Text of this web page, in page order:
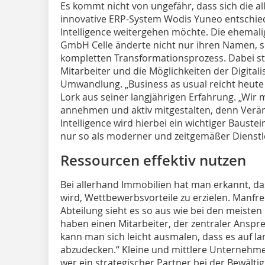
Es kommt nicht von ungefähr, dass sich die
innovative ERP-System Wodis Yuneo
Intelligence weitergehen möchte. Die
GmbH Celle änderte nicht nur ihren Namen,
kompletten Transformationsprozess. Dabei
Mitarbeiter und die Möglichkeiten der
Umwandlung. „Business as usual reicht
Lork aus seiner langjährigen Erfahrung. „Wir
annehmen und aktiv mitgestalten, denn
Intelligence wird hierbei ein wichtiger
nur so als moderner und zeitgemäßer
Ressourcen effektiv nutzen
Bei allerhand Immobilien hat man erkannt,
wird, Wettbewerbsvorteile zu erzielen.
Abteilung sieht es so aus wie bei den
haben einen Mitarbeiter, der zentraler
kann man sich leicht ausmalen, dass es auf
abzudecken.“ Kleine und mittlere